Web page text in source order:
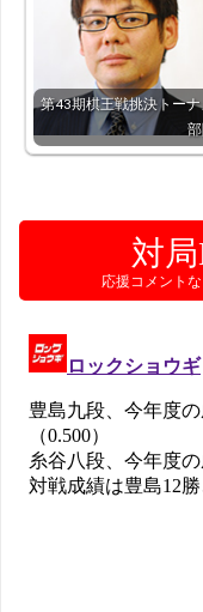
第43期棋王戦挑決トー
対
応援コメント